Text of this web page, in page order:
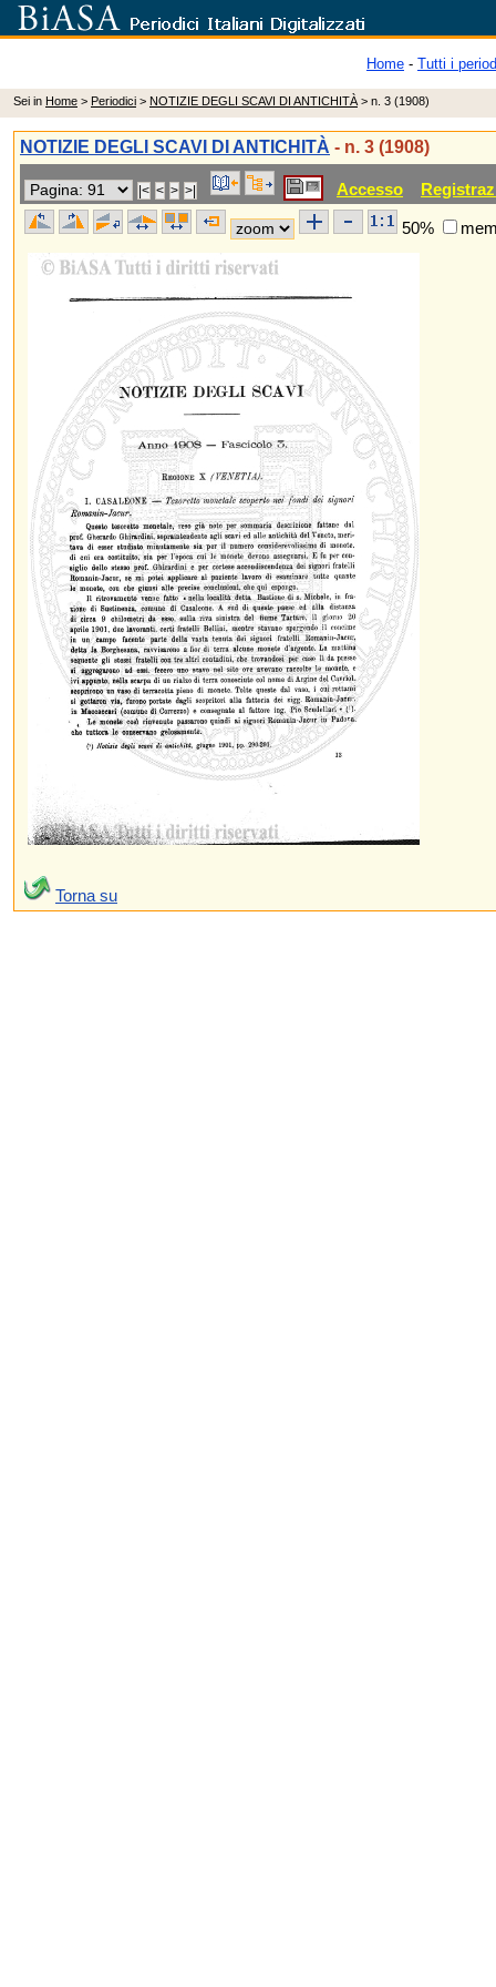
Home - Tutti i
Sei in Home > Periodici > NOTIZIE DEGLI SCAVI DI ANTICHITÀ > n. 3 (1908)
NOTIZIE DEGLI SCAVI DI ANTICHITÀ - n. 3 (1908)
Accesso
50%
Torna su